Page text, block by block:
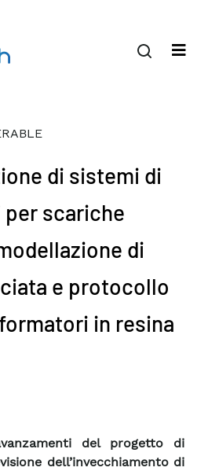
di sistemi di
scariche
di
e protocollo
in resina
del progetto di
dell’invecchiamento di